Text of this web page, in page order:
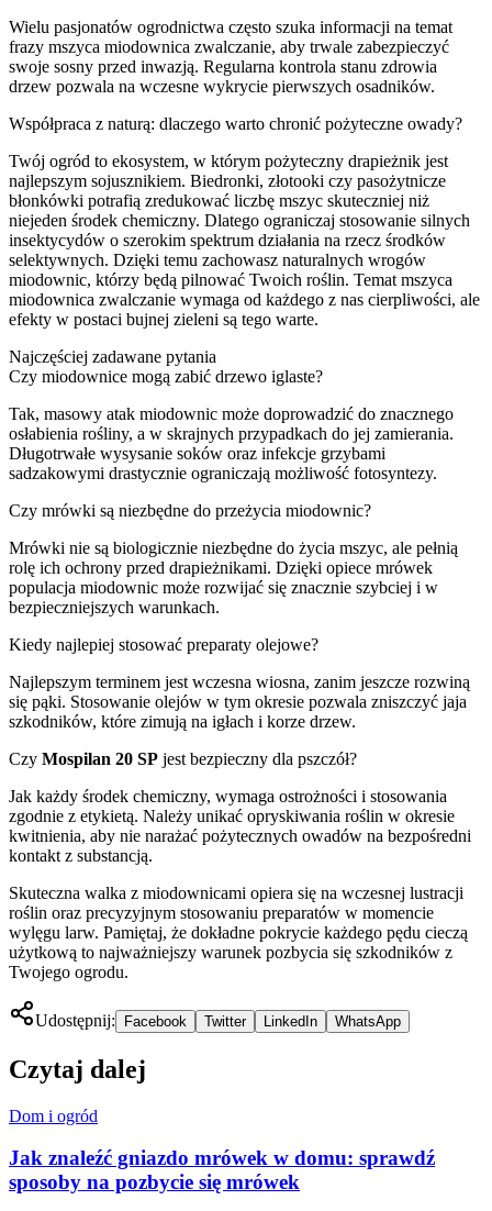
Wielu pasjonatów ogrodnictwa często szuka informacji na temat
frazy mszyca miodownica zwalczanie, aby trwale zabezpieczyć
swoje sosny przed inwazją. Regularna kontrola stanu zdrowia
drzew pozwala na wczesne wykrycie pierwszych osadników.
Współpraca z naturą: dlaczego warto chronić pożyteczne owady?
Twój ogród to ekosystem, w którym pożyteczny drapieżnik jest
najlepszym sojusznikiem. Biedronki, złotooki czy pasożytnicze
błonkówki potrafią zredukować liczbę mszyc skuteczniej niż
niejeden środek chemiczny. Dlatego ograniczaj stosowanie silnych
insektycydów o szerokim spektrum działania na rzecz środków
selektywnych. Dzięki temu zachowasz naturalnych wrogów
miodownic, którzy będą pilnować Twoich roślin. Temat mszyca
miodownica zwalczanie wymaga od każdego z nas cierpliwości, ale
efekty w postaci bujnej zieleni są tego warte.
Najczęściej zadawane pytania
Czy miodownice mogą zabić drzewo iglaste?
Tak, masowy atak miodownic może doprowadzić do znacznego
osłabienia rośliny, a w skrajnych przypadkach do jej zamierania.
Długotrwałe wysysanie soków oraz infekcje grzybami
sadzakowymi drastycznie ograniczają możliwość fotosyntezy.
Czy mrówki są niezbędne do przeżycia miodownic?
Mrówki nie są biologicznie niezbędne do życia mszyc, ale pełnią
rolę ich ochrony przed drapieżnikami. Dzięki opiece mrówek
populacja miodownic może rozwijać się znacznie szybciej i w
bezpieczniejszych warunkach.
Kiedy najlepiej stosować preparaty olejowe?
Najlepszym terminem jest wczesna wiosna, zanim jeszcze rozwiną
się pąki. Stosowanie olejów w tym okresie pozwala zniszczyć jaja
szkodników, które zimują na igłach i korze drzew.
Czy Mospilan 20 SP jest bezpieczny dla pszczół?
Jak każdy środek chemiczny, wymaga ostrożności i stosowania
zgodnie z etykietą. Należy unikać opryskiwania roślin w okresie
kwitnienia, aby nie narażać pożytecznych owadów na bezpośredni
kontakt z substancją.
Skuteczna walka z miodownicami opiera się na wczesnej lustracji
roślin oraz precyzyjnym stosowaniu preparatów w momencie
wylęgu larw. Pamiętaj, że dokładne pokrycie każdego pędu cieczą
użytkową to najważniejszy warunek pozbycia się szkodników z
Twojego ogrodu.
Udostępnij: Facebook Twitter LinkedIn WhatsApp
Czytaj dalej
Dom i ogród
Jak znaleźć gniazdo mrówek w domu: sprawdź
sposoby na pozbycie się mrówek